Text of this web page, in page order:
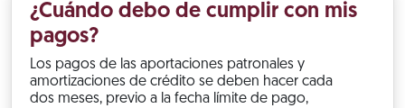
¿Cuándo debo de cumplir con mis
pagos?
Los pagos de las aportaciones patronales y
amortizaciones de crédito se deben hacer cada
dos meses, previo a la fecha límite de pago,